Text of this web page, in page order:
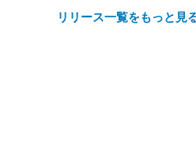
リリース一覧をもっと見